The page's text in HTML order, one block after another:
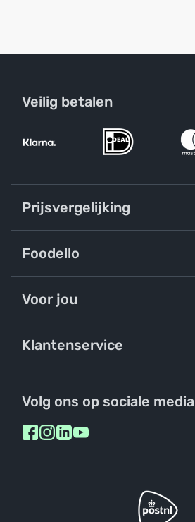
Veilig betalen
Prijsvergelijking
Foodello
Voor jou
Klantenservice
Volg ons op sociale media